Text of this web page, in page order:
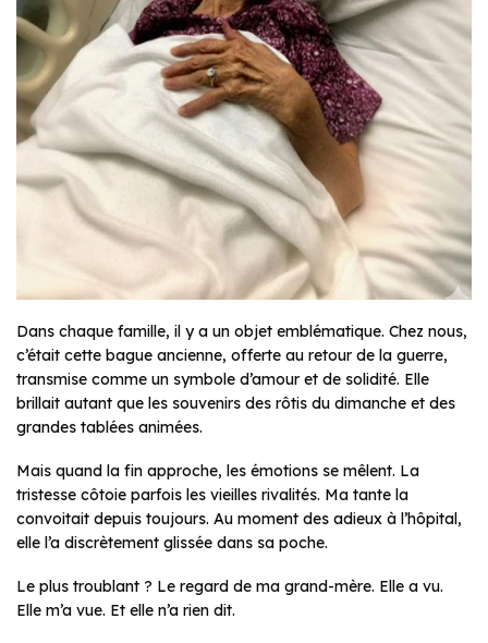
Dans chaque famille, il y a un objet emblématique. Chez nous,
c’était cette bague ancienne, offerte au retour de la guerre,
transmise comme un symbole d’amour et de solidité. Elle
brillait autant que les souvenirs des rôtis du dimanche et des
grandes tablées animées.
Mais quand la fin approche, les émotions se mêlent. La
tristesse côtoie parfois les vieilles rivalités. Ma tante la
convoitait depuis toujours. Au moment des adieux à l’hôpital,
elle l’a discrètement glissée dans sa poche.
Le plus troublant ? Le regard de ma grand-mère. Elle a vu.
Elle m’a vue. Et elle n’a rien dit.